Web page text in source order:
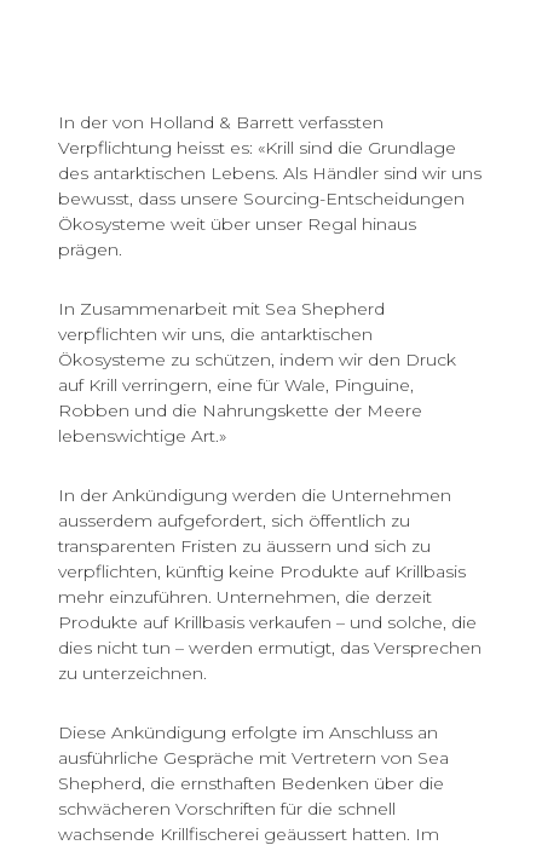
In der von Holland & Barrett verfassten
Verpflichtung heisst es: «Krill sind die Grundlage
des antarktischen Lebens. Als Händler sind wir uns
bewusst, dass unsere Sourcing-Entscheidungen
Ökosysteme weit über unser Regal hinaus
prägen.
In Zusammenarbeit mit Sea Shepherd
verpflichten wir uns, die antarktischen
Ökosysteme zu schützen, indem wir den Druck
auf Krill verringern, eine für Wale, Pinguine,
Robben und die Nahrungskette der Meere
lebenswichtige Art.»
In der Ankündigung werden die Unternehmen
ausserdem aufgefordert, sich öffentlich zu
transparenten Fristen zu äussern und sich zu
verpflichten, künftig keine Produkte auf Krillbasis
mehr einzuführen. Unternehmen, die derzeit
Produkte auf Krillbasis verkaufen – und solche, die
dies nicht tun – werden ermutigt, das Versprechen
zu unterzeichnen.
Diese Ankündigung erfolgte im Anschluss an
ausführliche Gespräche mit Vertretern von Sea
Shepherd, die ernsthaften Bedenken über die
schwächeren Vorschriften für die schnell
wachsende Krillfischerei geäussert hatten. Im